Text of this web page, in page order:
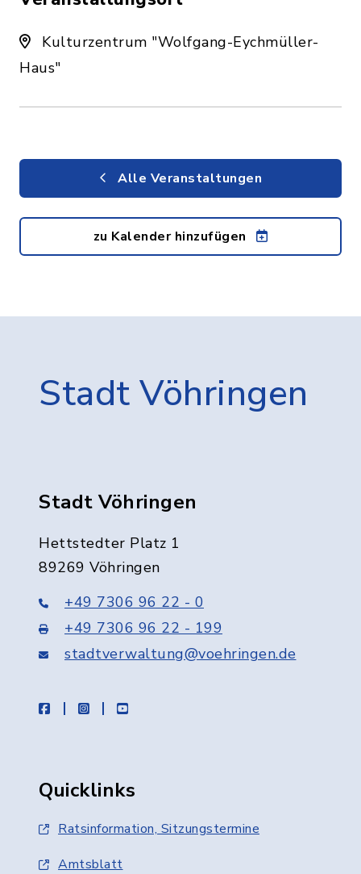
Kulturzentrum "Wolfgang-Eychmüller-
Haus"
Alle Veranstaltungen
zu Kalender hinzufügen
Stadt Vöhringen
Stadt Vöhringen
Hettstedter Platz 1
89269 Vöhringen
+49 7306 96 22 - 0
+49 7306 96 22 - 199
stadtverwaltung@voehringen.de
facebookinstagramyoutube
Quicklinks
Ratsinformation, Sitzungstermine
Amtsblatt